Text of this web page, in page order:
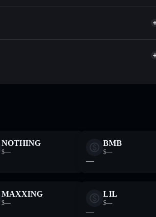
mithilfe des in Solflare integrierten
Wallet Solflare
Solflare-
NOTHING
$—
BMB
$—
—
MAXXING
$—
LIL
$—
—